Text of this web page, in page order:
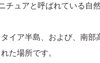
チュアと呼ばれている自
イア半島、および、南
た場所です。